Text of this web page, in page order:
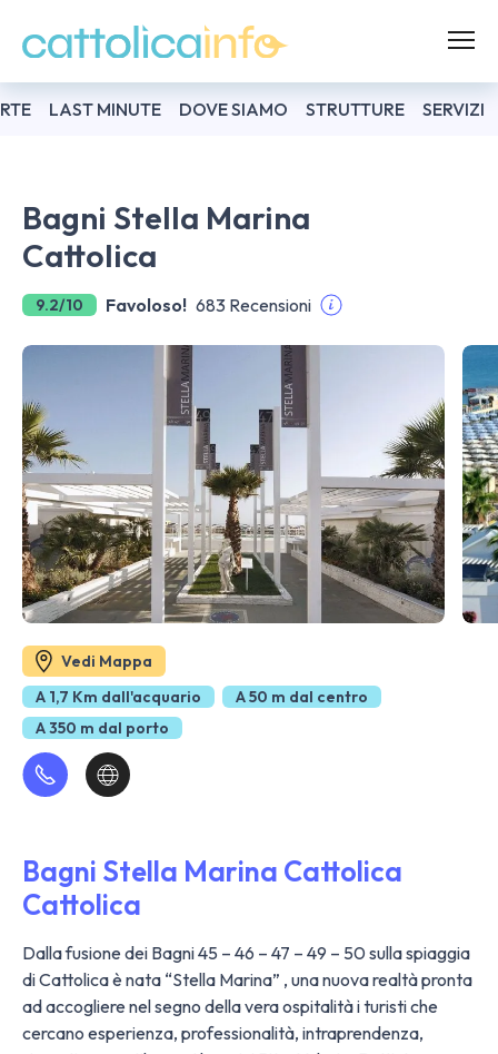
Bagni Stella Marina
Cattolica
9.2/10 Favoloso! 683 Recensioni
Vedi Mappa
A 1,7 Km dall'acquario
A 50 m dal centro
A 350 m dal porto
LAST MINUTE DOVE SIAMO STRUTTURE SERVIZI
Bagni Stella Marina Cattolica
Cattolica
Dalla fusione dei Bagni 45 – 46 – 47 – 49 – 50 sulla spiaggia
di Cattolica è nata “Stella Marina” , una nuova realtà pronta
ad accogliere nel segno della vera ospitalità i turisti che
cercano esperienza, professionalità, intraprendenza,